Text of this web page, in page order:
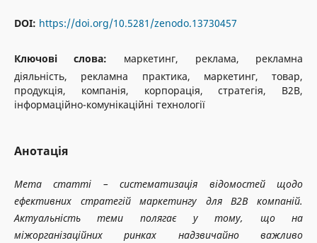
DOI: https://doi.org/10.5281/zenodo.13730457
Ключові слова: маркетинг, реклама, рекламна
діяльність, рекламна практика, маркетинг, товар,
продукція, компанія, корпорація, стратегія, B2B,
інформаційно-комунікаційні технології
Анотація
Мета статті –систематизація відомостей щодо
ефективних стратегій маркетингу для B2B компаній.
Актуальність теми полягає у тому, що на
міжорганізаційних ринках надзвичайно важливо